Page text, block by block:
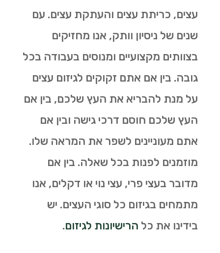
עצים, כריתת עצים והעתקת עצים. עם
שנים של ניסיון וותק, אנו מחזיקים
בצוותים מקצועיים ומנוסים בעבודה בכל
גובה. בין אם אתם זקוקים לגיזום עצים
על מנת להבריא את העץ שלכם, בין אם
העץ שלכם חוסם דרכי גישה ובין אם
אתם מעוניינים לשפר את המראה שלו.
מוזמנים לפנות בכל שאלה. בין אם
מדובר בעצי פרי, עצי נוי או דקלים, אנו
מתמחים בגיזום כל סוגי העצים. יש
בידינו את כל הרישיונות לגיזום.